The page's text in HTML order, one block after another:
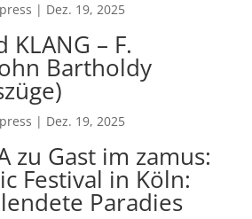
| Dez. 19, 2025
KLANG – F.
Bartholdy
| Dez. 19, 2025
zu Gast im zamus:
Festival in Köln:
Paradies